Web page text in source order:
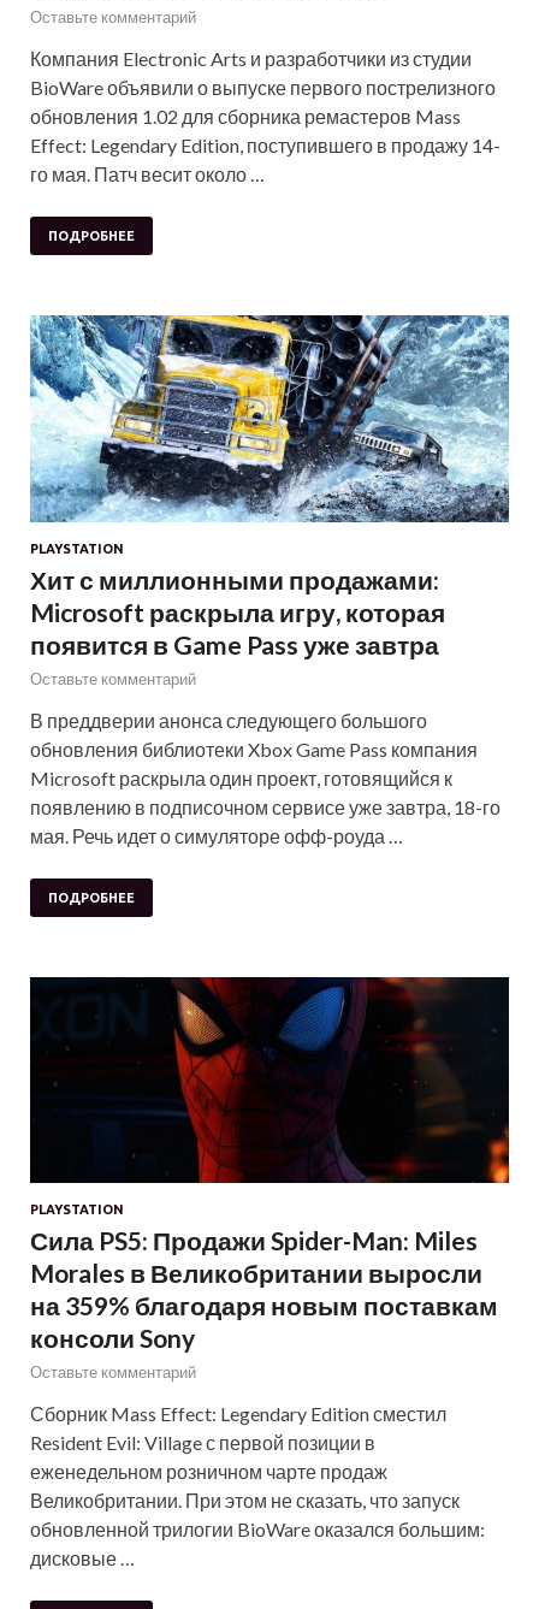
Оставьте комментарий
Компания Electronic Arts и разработчики из студии
BioWare объявили о выпуске первого пострелизного
обновления 1.02 для сборника ремастеров Mass
Effect: Legendary Edition, поступившего в продажу 14-
го мая. Патч весит около …
ПОДРОБНЕЕ
PLAYSTATION
Хит с миллионными продажами:
Microsoft раскрыла игру, которая
появится в Game Pass уже завтра
Оставьте комментарий
В преддверии анонса следующего большого
обновления библиотеки Xbox Game Pass компания
Microsoft раскрыла один проект, готовящийся к
появлению в подписочном сервисе уже завтра, 18-го
мая. Речь идет о симуляторе офф-роуда …
ПОДРОБНЕЕ
PLAYSTATION
Сила PS5: Продажи Spider-Man: Miles
Morales в Великобритании выросли
на 359% благодаря новым поставкам
консоли Sony
Оставьте комментарий
Сборник Mass Effect: Legendary Edition сместил
Resident Evil: Village с первой позиции в
еженедельном розничном чарте продаж
Великобритании. При этом не сказать, что запуск
обновленной трилогии BioWare оказался большим:
дисковые …